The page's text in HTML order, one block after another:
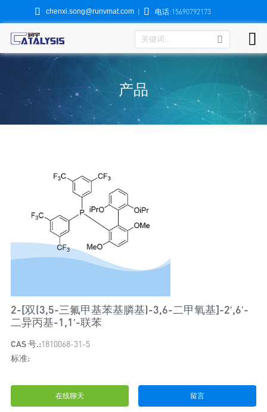
 chenxi.song@runvmat.com |  电话:15690792173

产品
2-[双(3,5-三氟甲基苯基膦基)-3,6-二甲氧基]-2′,6′-
二异丙基-1,1′-联苯
CAS 号.:1810068-31-5
标准:
在线聊天 留言